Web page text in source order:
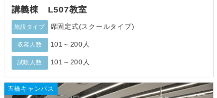
講義棟 L507教室
施設タイプ 席固定式(スクールタイプ)
収容人数 101～200人
試験人数 101～200人
五橋キャンパス